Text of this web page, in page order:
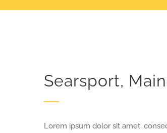
Searsport,
Lorem ipsum dolor sit amet,